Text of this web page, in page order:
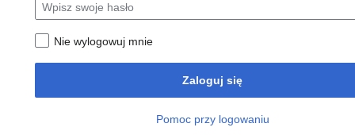
Nie wylogowuj mnie
Zaloguj się
Pomoc przy logowaniu